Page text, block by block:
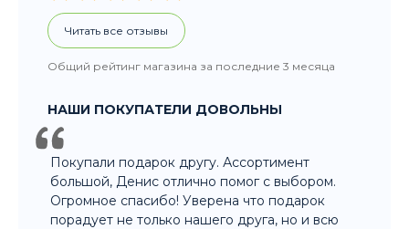
Читать все отзывы
Общий рейтинг магазина за последние 3 месяца
НАШИ ПОКУПАТЕЛИ ДОВОЛЬНЫ
Покупали подарок другу. Ассортимент
большой, Денис отлично помог с выбором.
Огромное спасибо! Уверена что подарок
порадует не только нашего друга, но и всю